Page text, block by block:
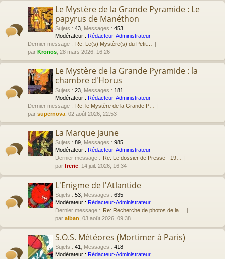
Le Mystère de la Grande Pyramide : Le
papyrus de Manéthon
Sujets : 43 Messages : 453
Modérateur : Rédacteur-Administrateur
Dernier message : Re: Le(s) Mystère(s) du Petit…
par Kronos , 28 mars 2026, 16:26
Le Mystère de la Grande Pyramide : la
chambre d'Horus
Sujets : 23 Messages : 181
Modérateur : Rédacteur-Administrateur
Dernier message : Re: le Mystère de la Grande P…
par supernova , 02 août 2026, 22:53
La Marque jaune
Sujets : 89 Messages : 985
Modérateur : Rédacteur-Administrateur
Dernier message : Re: Le dossier de Presse - 19…
par freric , 14 juil. 2026, 16:34
L'Enigme de l'Atlantide
Sujets : 53 Messages : 635
Modérateur : Rédacteur-Administrateur
Dernier message : Re: Recherche de photos de la…
par alban , 03 août 2026, 09:38
S.O.S. Météores (Mortimer à Paris)
Sujets : 41 Messages : 418
Modérateur : Rédacteur-Administrateur